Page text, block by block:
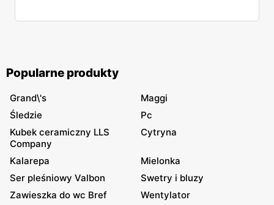
Popularne produkty
Grand\'s
Maggi
Śledzie
Pc
Kubek ceramiczny LLS
Company
Cytryna
Kalarepa
Mielonka
Ser pleśniowy Valbon
Swetry i bluzy
Zawieszka do wc Bref
Wentylator